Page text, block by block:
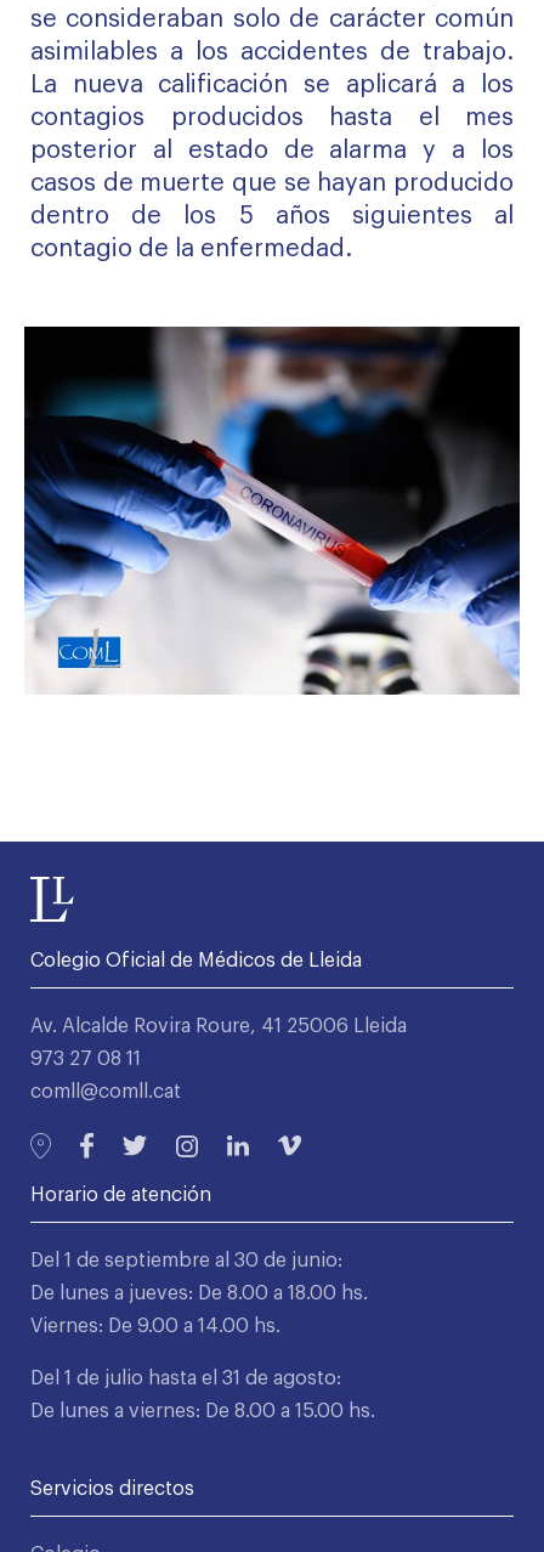
se consideraban solo de carácter común
asimilables a los accidentes de trabajo.
La nueva calificación se aplicará a los
contagios producidos hasta el mes
posterior al estado de alarma y a los
casos de muerte que se hayan producido
dentro de los 5 años siguientes al
contagio de la enfermedad.
Colegio Oficial de Médicos de Lleida
Av. Alcalde Rovira Roure, 41 25006 Lleida
973 27 08 11
comll@comll.cat
Horario de atención
Del 1 de septiembre al 30 de junio:
De lunes a jueves: De 8.00 a 18.00 hs.
Viernes: De 9.00 a 14.00 hs.
Del 1 de julio hasta el 31 de agosto:
De lunes a viernes: De 8.00 a 15.00 hs.
Servicios directos